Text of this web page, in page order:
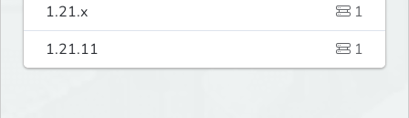
1.21.x
1
1.21.11
1